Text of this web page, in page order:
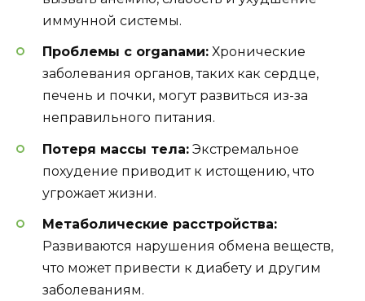
иммунной системы.
Проблемы с organами: Хронические
заболевания органов, таких как сердце,
печень и почки, могут развиться из-за
неправильного питания.
Потеря массы тела: Экстремальное
похудение приводит к истощению, что
угрожает жизни.
Метаболические расстройства:
Развиваются нарушения обмена веществ,
что может привести к диабету и другим
заболеваниям.